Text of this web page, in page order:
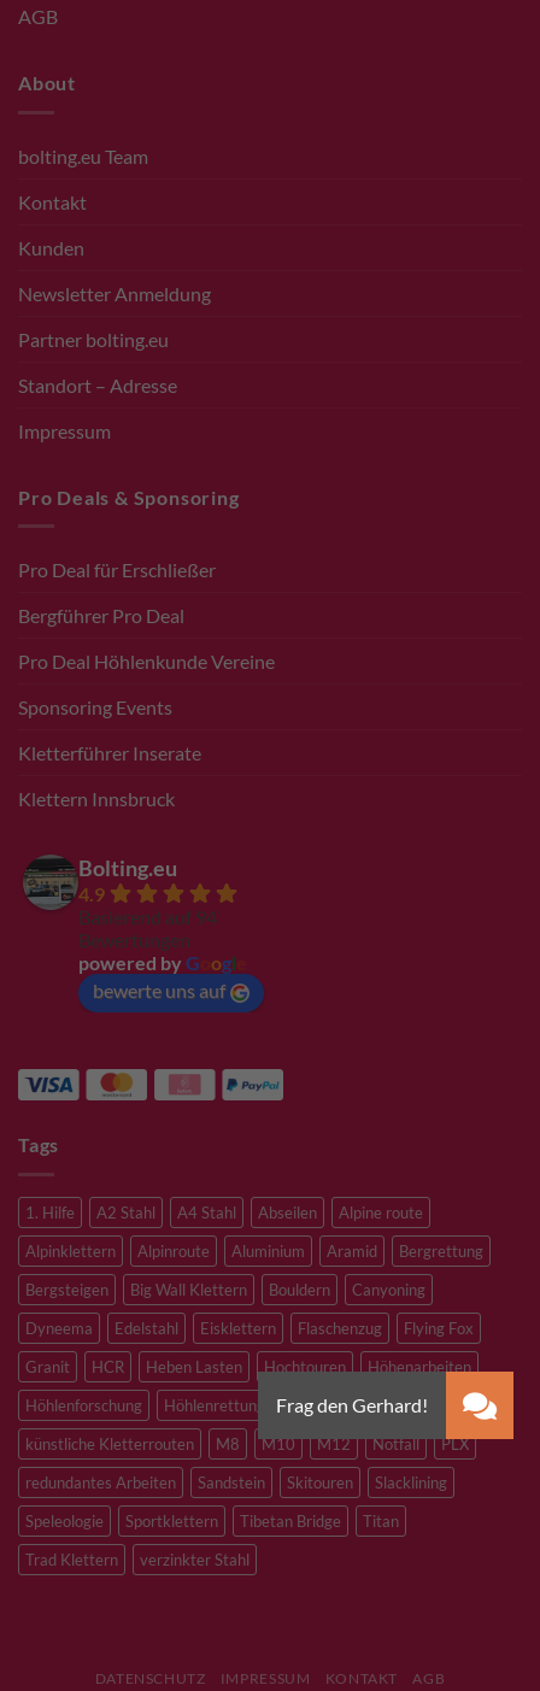
AGB
About
bolting.eu Team
Kontakt
Kunden
Newsletter Anmeldung
Partner bolting.eu
Standort – Adresse
Impressum
Pro Deals & Sponsoring
Pro Deal für Erschließer
Bergführer Pro Deal
Pro Deal Höhlenkunde Vereine
Sponsoring Events
Kletterführer Inserate
Klettern Innsbruck
Bolting.eu
4.9
Basierend auf 94
Bewertungen
powered by G ogl
bewerte uns auf
Tags
1. Hilfe A2 Stahl A4 Stahl Abseilen
Alpine route
Alpinklettern
Alpinroute Aluminium Aramid
Bergrettung
Bergsteigen
Big Wall Klettern Bouldern
Canyoning
Dyneema
Edelstahl Eisklettern Flaschenzug
Flying Fox
Granit
HCR Heben Lasten Hochtouren
Höhenarbeiten
Höhlenforschung
Höhlenrettung Inox Kevlar
Kletterhalle
künstliche Kletterrouten
M8 M10 M12 Notfall
PLX
redundantes Arbeiten
Sandstein Skitouren
Slacklining
Speleologie
Sportklettern Tibetan Bridge
Titan
Trad Klettern
verzinkter Stahl
DATENSCHUTZ IMPRESSUM KONTAKT AGB